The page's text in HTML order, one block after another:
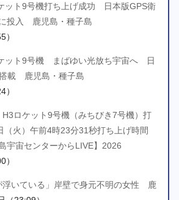
ット9号機打ち上げ成功 日本版GPS衛
投入 鹿児島・種子島
）
ケット9号機 まばゆい光放ち宇宙へ 日
載 鹿児島・種子島
）
H3ロケット9号機（みちびき7号機）打
火）午前4時23分31秒打ち上げ時間
宇宙センターからLIVE】2026
）
浮いている」岸壁で身元不明の女性 鹿